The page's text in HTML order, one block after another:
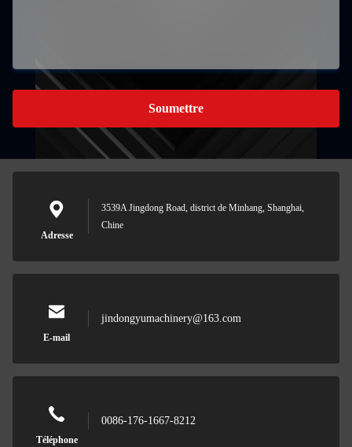
Soumettre
Adresse
3539A Jingdong Road, district de Minhang, Shanghai,
Chine
E-mail
jindongyumachinery@163.com
Téléphone
0086-176-1667-8212